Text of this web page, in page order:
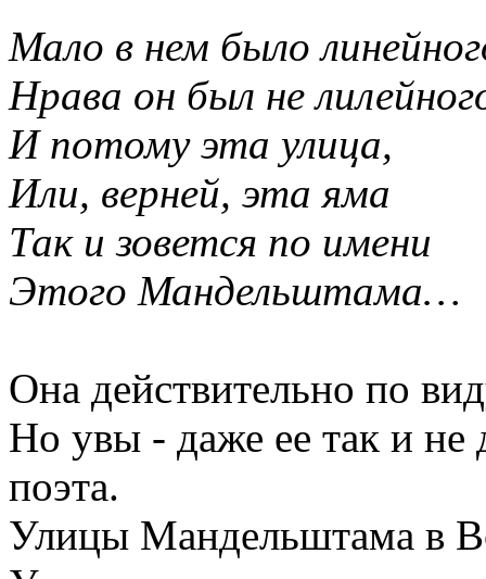
Мало в нем было
Нрава он был не
И потому эта улица,
Или, верней, эта яма
Так и зовется по имени
Этого Мандельштама…
Она действительно по
Но увы - даже ее так и не
поэта.
Улицы Мандельштама в